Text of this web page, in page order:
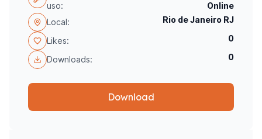
uso:
Online
Local:
Rio de Janeiro RJ
Likes: 0
Downloads: 0
Download